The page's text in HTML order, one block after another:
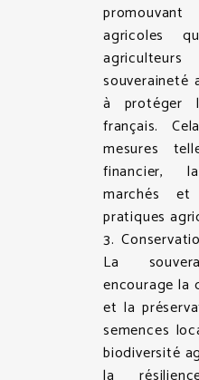
agricoles
souveraineté
à protéger
français.
mesures
financier,
marchés
pratiques
3.
La
encourage la
et la
semences
biodiversité